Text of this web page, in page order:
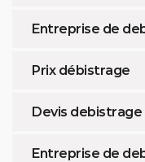
Entreprise de
Prix débistrage
Devis
Entreprise de